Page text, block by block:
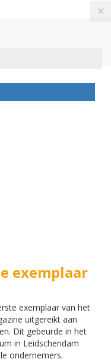
×
exemplaar
exemplaar van het
uitgereikt aan
Dit gebeurde in het
in Leidschendam
ondernemers.